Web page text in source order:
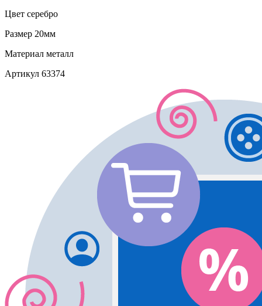
Цвет серебро
Размер 20мм
Материал металл
Артикул 63374